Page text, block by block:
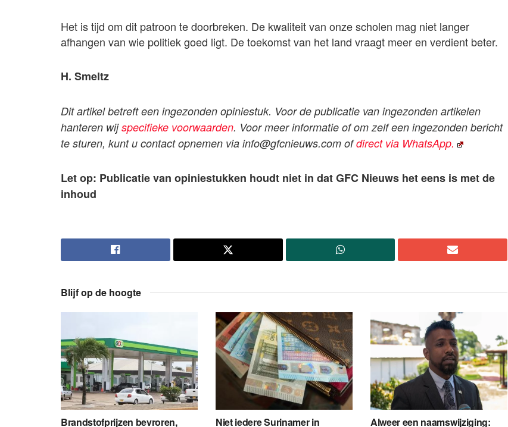
Het is tijd om dit patroon te doorbreken. De kwaliteit van onze scholen mag niet langer
afhangen van wie politiek goed ligt. De toekomst van het land vraagt meer en verdient beter.
H. Smeltz
Dit artikel betreft een ingezonden opiniestuk. Voor de publicatie van ingezonden artikelen
hanteren wijspecifieke voorwaarden. Voor meer informatie of om zelf een ingezonden bericht
te sturen, kunt u contact opnemen via info@gfcnieuws.com ofdirect via WhatsApp.
Let op: Publicatie van opiniestukken houdt niet in dat GFC Nieuws het eens is met de
inhoud
Blijf op de hoogte
Brandstofprijzen bevroren, Niet iedere Surinamer in Alweer een naamswijziging: